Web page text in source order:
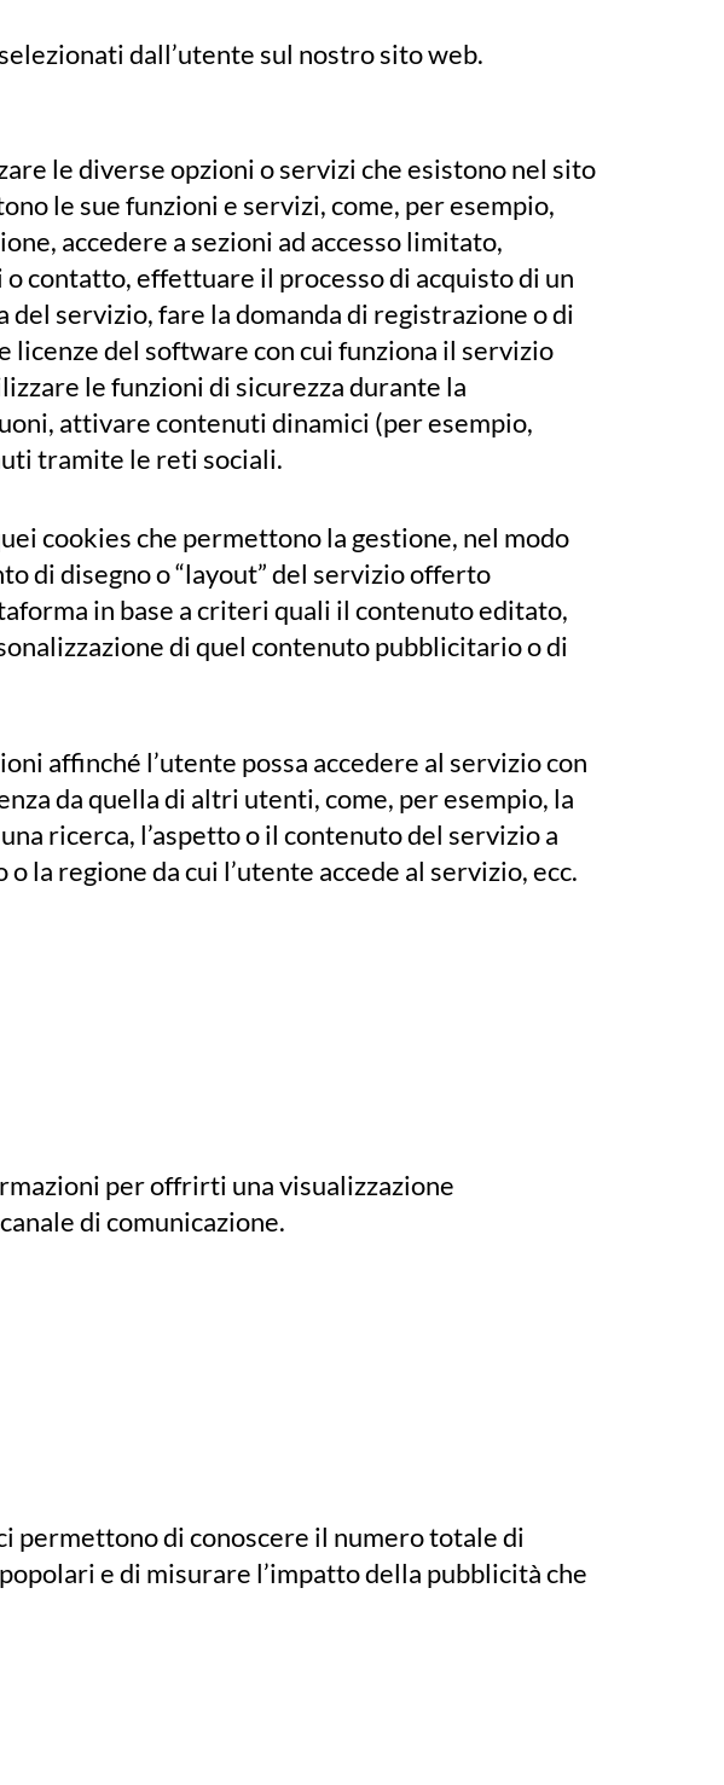
dall’utente sul nostro sito web.
le diverse opzioni o servizi che esistono nel sito
le sue funzioni e servizi, come, per esempio,
accedere a sezioni ad accesso limitato,
contatto, effettuare il processo di acquisto di un
servizio, fare la domanda di registrazione o di
del software con cui funziona il servizio
le funzioni di sicurezza durante la
attivare contenuti dinamici (per esempio,
tramite le reti sociali.
cookies che permettono la gestione, nel modo
di disegno o “layout” del servizio offerto
in base a criteri quali il contenuto editato,
di quel contenuto pubblicitario o di
affinché l’utente possa accedere al servizio con
da quella di altri utenti, come, per esempio, la
ricerca, l’aspetto o il contenuto del servizio a
la regione da cui l’utente accede al servizio, ecc.
per offrirti una visualizzazione
di comunicazione.
permettono di conoscere il numero totale di
e di misurare l’impatto della pubblicità che